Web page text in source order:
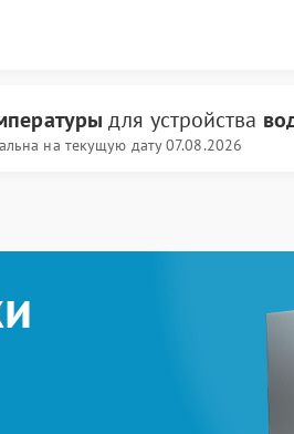
для устройства
на текущую дату 07.08.2026